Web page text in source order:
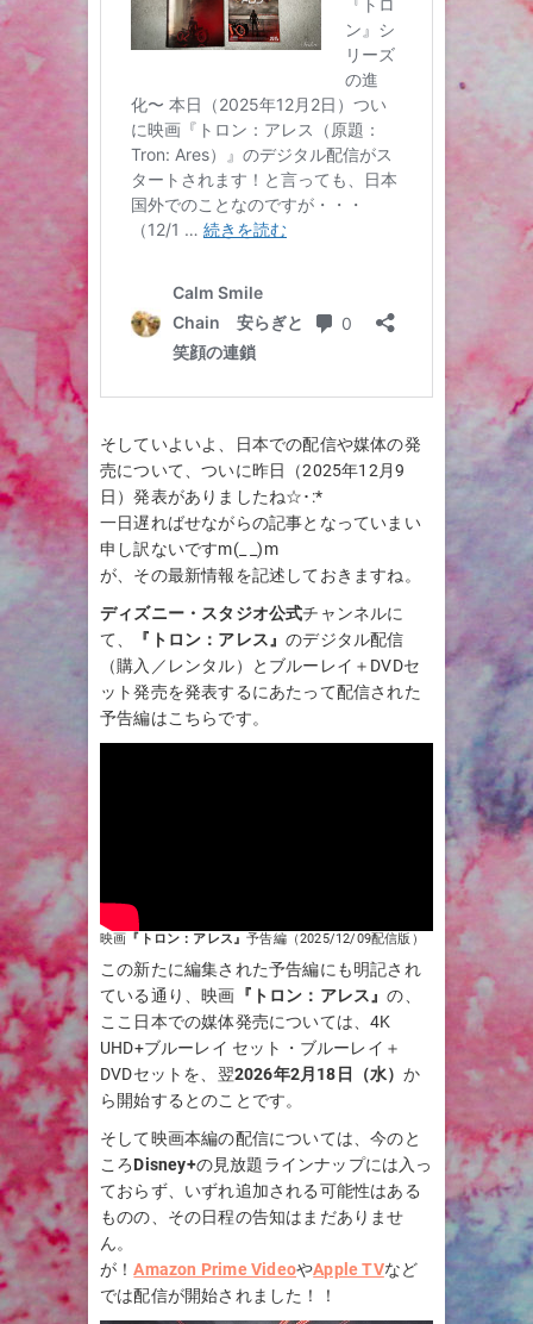
そしていよいよ、日本での配信や媒体の発
売について、ついに昨日（2025年12月9
日）発表がありましたね☆･:*
一日遅ればせながらの記事となっていまい
申し訳ないですm(_ _)m
が、その最新情報を記述しておきますね。
ディズニー・スタジオ公式チャンネルに
て、
『トロン：アレス』のデジタル配信
（購入／レンタル）とブルーレイ＋DVDセ
ット発売を発表するにあたって配信された
予告編はこちらです。
映画 『トロン：アレス』予告編（2025/12/09配信版）
この新たに編集された予告編にも明記され
ている通り、映画 『トロン：アレス』の、
ここ日本での媒体発売については、4K
UHD+ブルーレイ セット・ブルーレイ＋
DVDセットを、翌2026年2月18日（水）か
ら開始するとのことです。
そして映画本編の配信については、今のと
ころDisney+の見放題ラインナップには入っ
ておらず、いずれ追加される可能性はある
ものの、その日程の告知はまだありませ
ん。
が！Amazon Prime VideoやApple TVなど
では配信が開始されました！！